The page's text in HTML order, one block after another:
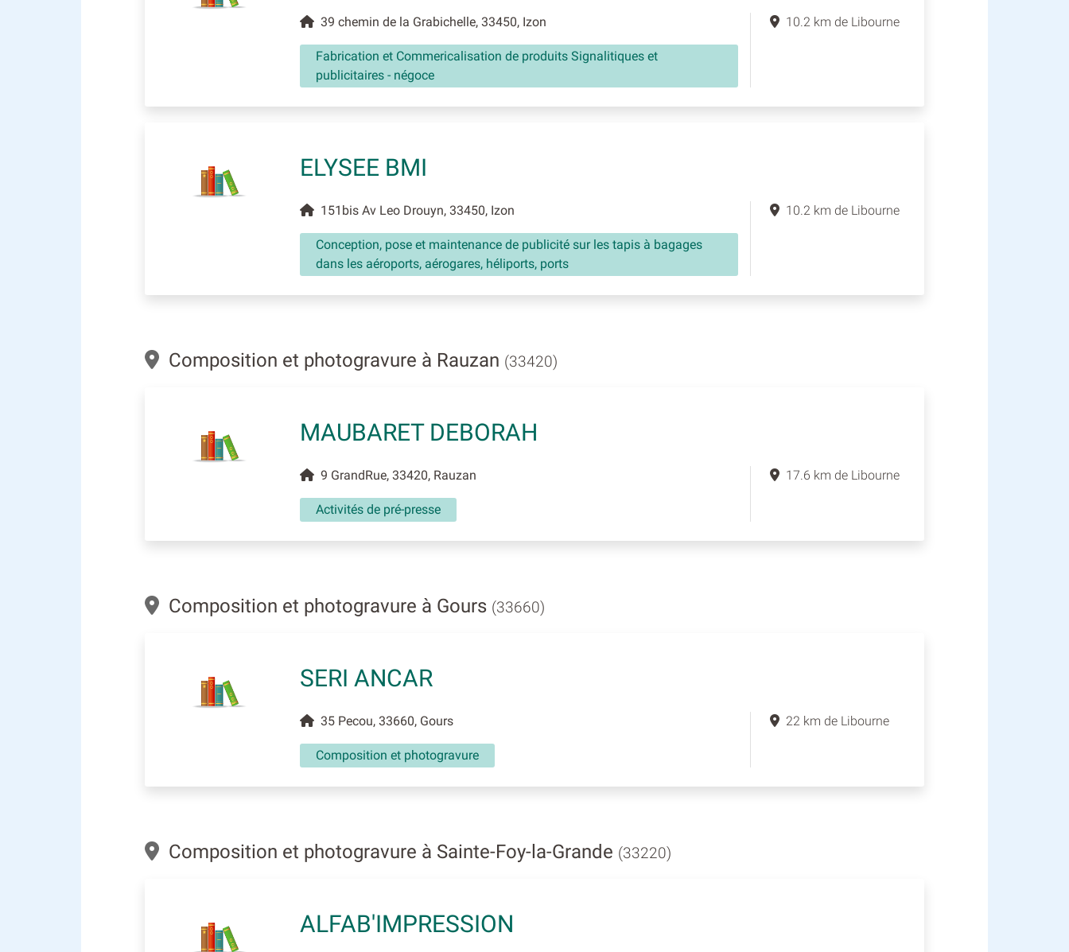
39 chemin de la Grabichelle, 33450, Izon
Fabrication et Commericalisation de produits Signalitiques et
publicitaires - négoce
10.2 km de Libourne
ELYSEE BMI
151bis Av Leo Drouyn, 33450, Izon
Conception, pose et maintenance de publicité sur les tapis à bagages
dans les aéroports, aérogares, héliports, ports
10.2 km de Libourne
Composition et photogravure à Rauzan (33420)
MAUBARET DEBORAH
9 GrandRue, 33420, Rauzan
Activités de pré-presse
17.6 km de Libourne
Composition et photogravure à Gours (33660)
SERI ANCAR
35 Pecou, 33660, Gours
Composition et photogravure
22 km de Libourne
Composition et photogravure à Sainte-Foy-la-Grande (33220)
ALFAB'IMPRESSION